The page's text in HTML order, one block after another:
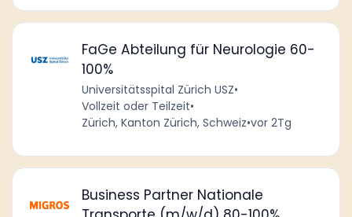
FaGe Abteilung für Neurologie 60-
100%
Universitätsspital Zürich USZ•
Vollzeit oder Teilzeit•
Zürich, Kanton Zürich, Schweiz•vor 2Tg
Business Partner Nationale